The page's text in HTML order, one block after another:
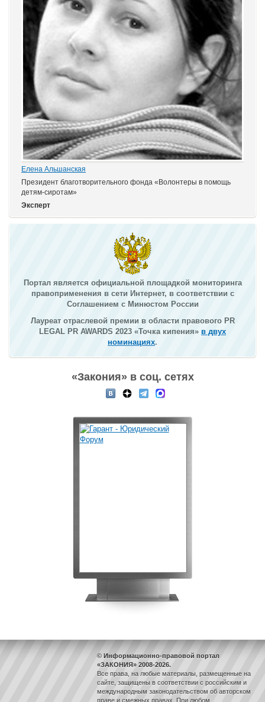
Елена Альшанская
Президент благотворительного фонда «Волонтеры в помощь
детям-сиротам»
Эксперт
Портал является официальной площадкой мониторинга
правоприменения в сети Интернет, в соответствии с
Соглашением с Минюстом России
Лауреат отраслевой премии в области правового PR
LEGAL PR AWARDS 2023 «Точка кипения» в двух
номинациях.
«Закония» в соц. сетях
© Информационно-правовой портал
«ЗАКОНИЯ» 2008-2026.
Все права, на любые материалы, размещенные на
сайте, защищены в соответствии с российским и
международным законодательством об авторском
праве и смежных правах. При любом